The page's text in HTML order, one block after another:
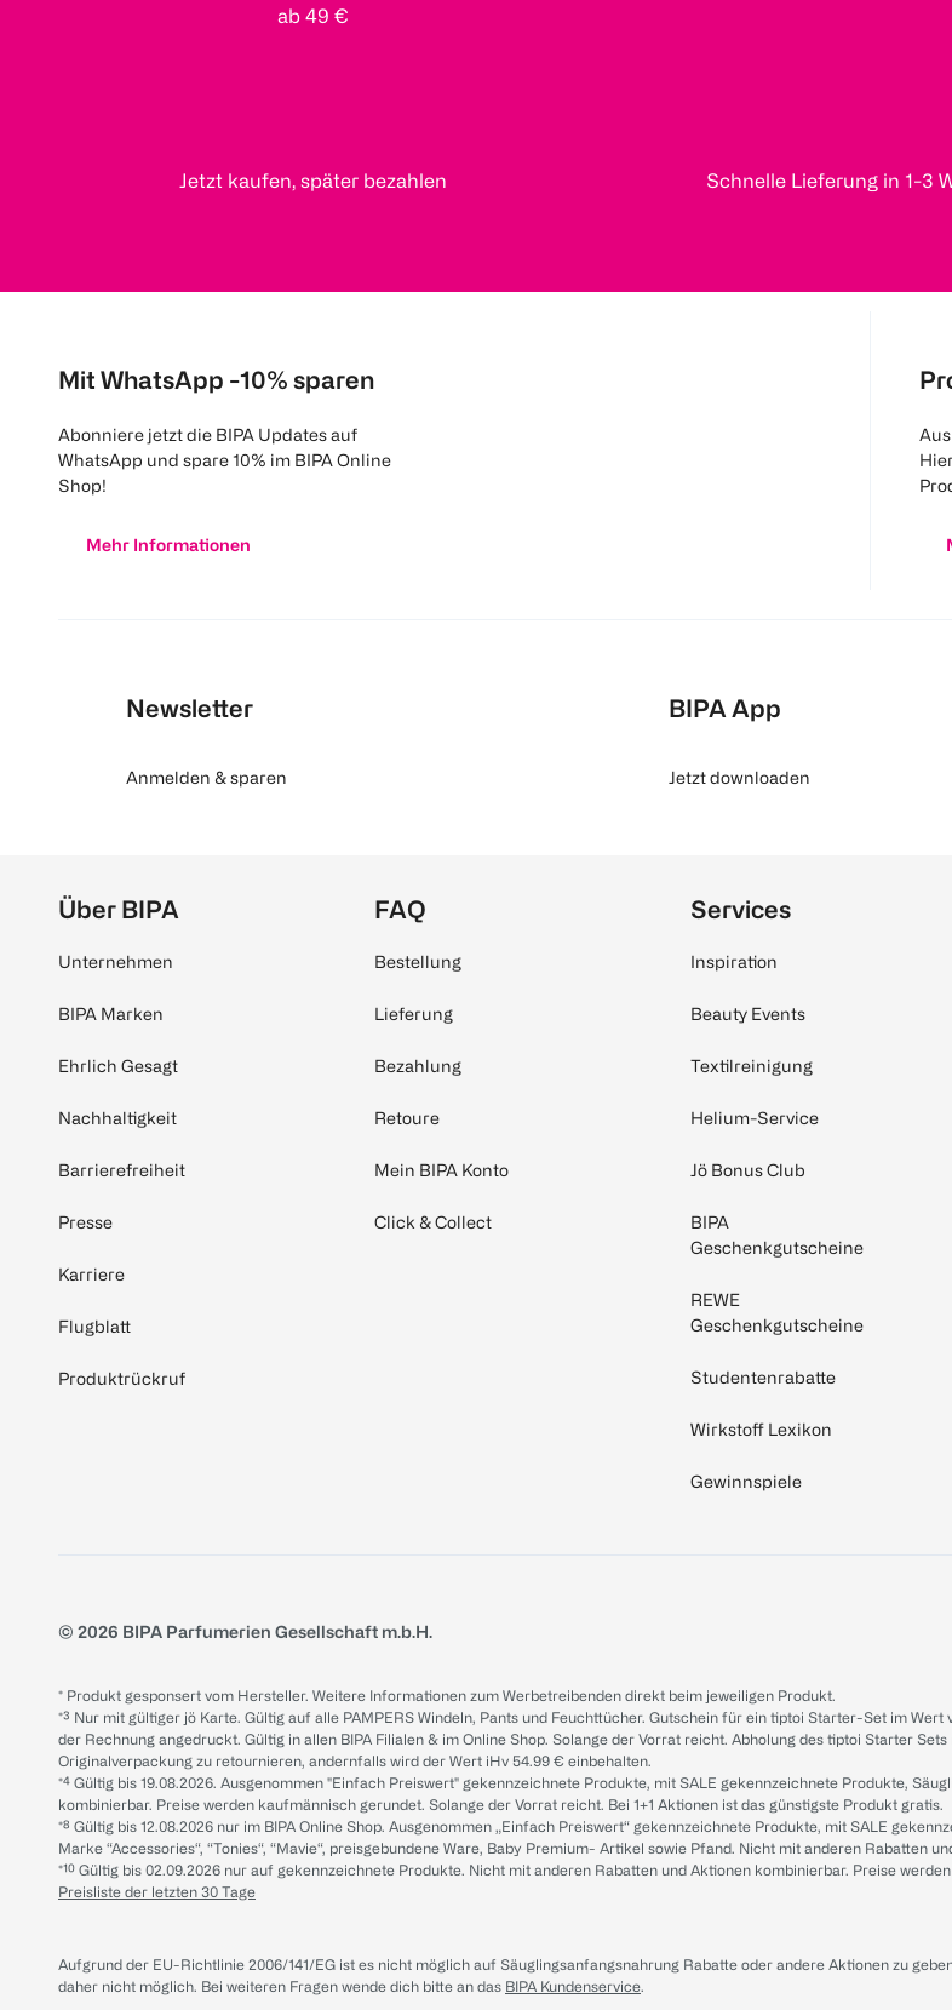
ab 49 €
Jetzt kaufen, später bezahlen Schnelle Lieferung in 1-3
Mit WhatsApp -10% sparen
Abonniere jetzt die BIPA Updates auf
WhatsApp und spare 10% im BIPA Online
Shop!
Mehr Informationen
Newsletter
Anmelden & sparen
BIPA App
Jetzt downloaden
Über BIPA
Unternehmen
BIPA Marken
Ehrlich Gesagt
Nachhaltigkeit
Barrierefreiheit
Presse
Karriere
Flugblatt
Produktrückruf
FAQ
Bestellung
Lieferung
Bezahlung
Retoure
Mein BIPA Konto
Click & Collect
Services
Inspiration
Beauty Events
Textilreinigung
Helium-Service
Jö Bonus Club
BIPA
Geschenkgutscheine
REWE
Geschenkgutscheine
Studentenrabatte
Wirkstoff Lexikon
Gewinnspiele
© 2026 BIPA Parfumerien Gesellschaft m.b.H.
* Produkt gesponsert vom Hersteller. Weitere Informationen zum Werbetreibenden direkt beim jeweiligen Produkt.
*³ Nur mit gültiger jö Karte. Gültig auf alle PAMPERS Windeln, Pants und Feuchttücher. Gutschein für ein tiptoi Starter-Set im
der Rechnung angedruckt. Gültig in allen BIPA Filialen & im Online Shop. Solange der Vorrat reicht. Abholung des tiptoi Starter
Originalverpackung zu retournieren, andernfalls wird der Wert iHv 54.99 € einbehalten.
*⁴ Gültig bis 19.08.2026. Ausgenommen "Einfach Preiswert" gekennzeichnete Produkte, mit SALE gekennzeichnete Produkte,
kombinierbar. Preise werden kaufmännisch gerundet. Solange der Vorrat reicht. Bei 1+1 Aktionen ist das günstigste Produkt gratis.
*⁸ Gültig bis 12.08.2026 nur im BIPA Online Shop. Ausgenommen „Einfach Preiswert“ gekennzeichnete Produkte, mit SALE
Marke “Accessories“, “Tonies“, “Mavie“, preisgebundene Ware, Baby Premium- Artikel sowie Pfand. Nicht mit anderen Rabatten
*¹⁰ Gültig bis 02.09.2026 nur auf gekennzeichnete Produkte. Nicht mit anderen Rabatten und Aktionen kombinierbar. Preise
Preisliste der letzten 30 Tage
Aufgrund der EU-Richtlinie 2006/141/EG ist es nicht möglich auf Säuglingsanfangsnahrung Rabatte oder andere Aktionen zu
daher nicht möglich. Bei weiteren Fragen wende dich bitte an das BIPA Kundenservice.